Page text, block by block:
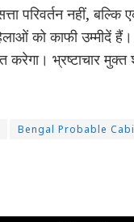
परिवर्तन नहीं,
को काफी
करेगा। भ्रष्टाचार
Bengal Probable